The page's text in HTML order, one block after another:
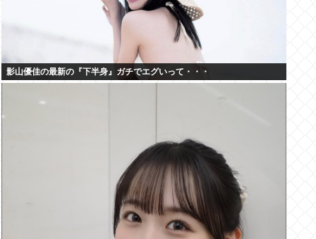
影山優佳の最新の『下半身』ガチでエグいって・・・